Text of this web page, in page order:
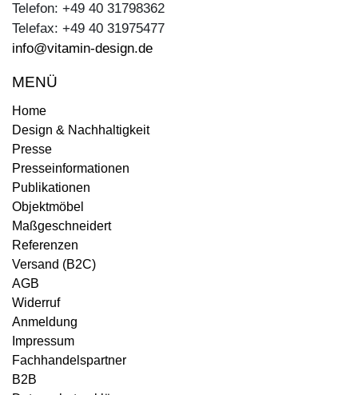
Telefon: +49 40 31798362
Telefax: +49 40 31975477
info@vitamin-design.de
MENÜ
Home
Design & Nachhaltigkeit
Presse
Presseinformationen
Publikationen
Objektmöbel
Maßgeschneidert
Referenzen
Versand (B2C)
AGB
Widerruf
Anmeldung
Impressum
Fachhandelspartner
B2B